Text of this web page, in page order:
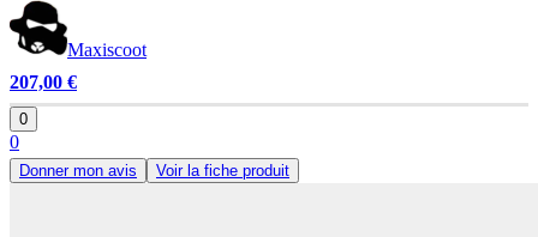
Maxiscoot
207,00 €
0
0
Donner mon avis Voir la fiche produit